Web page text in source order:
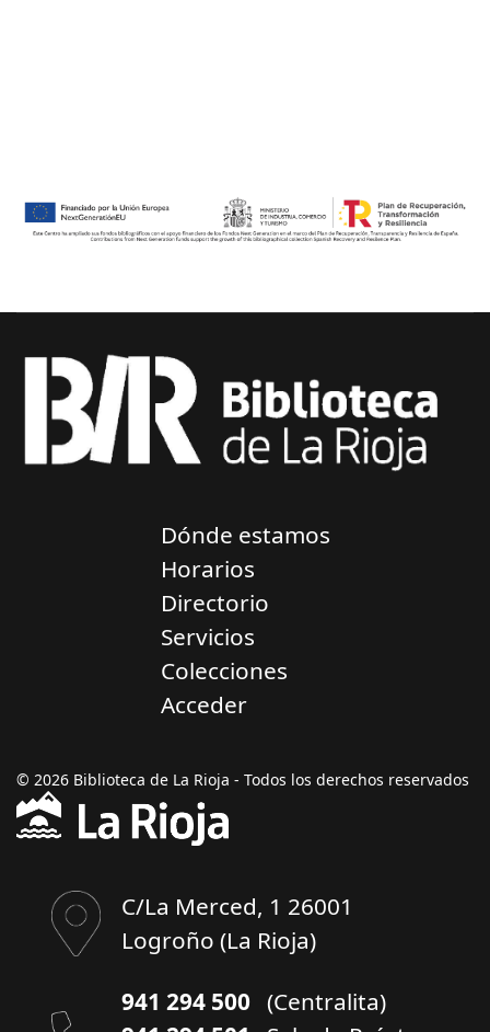
Dónde estamos
Horarios
Directorio
Servicios
Colecciones
Acceder
© 2026 Biblioteca de La Rioja - Todos los derechos reservados
C/La Merced, 1 26001
Logroño (La Rioja)
941 294 500 (Centralita)